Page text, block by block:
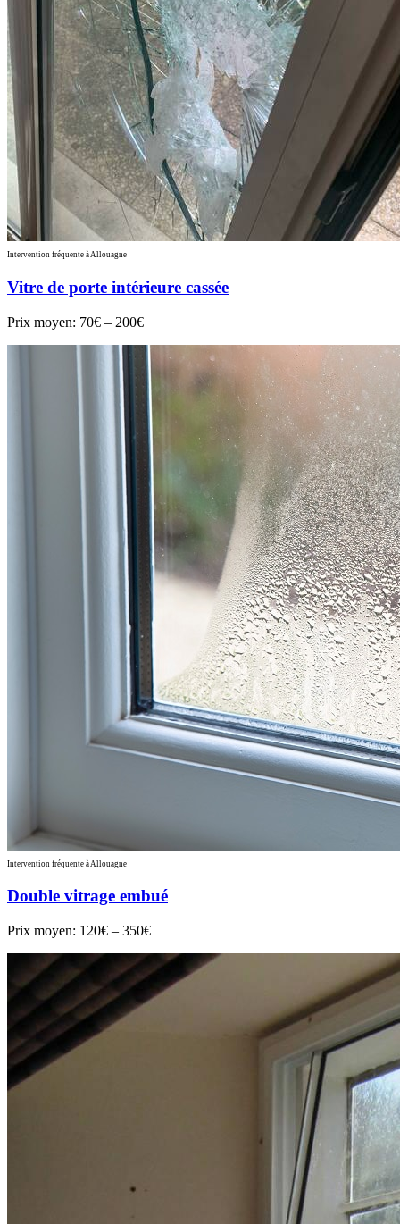
Intervention fréquente à Allouagne
Vitre de porte intérieure cassée
Prix moyen: 70€ – 200€
Intervention fréquente à Allouagne
Double vitrage embué
Prix moyen: 120€ – 350€